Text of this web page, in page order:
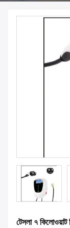
টেসলা ৭ কিলোওয়াট